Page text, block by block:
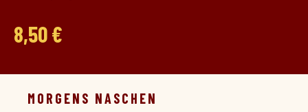
8,50 €
MORGENS NASCHEN